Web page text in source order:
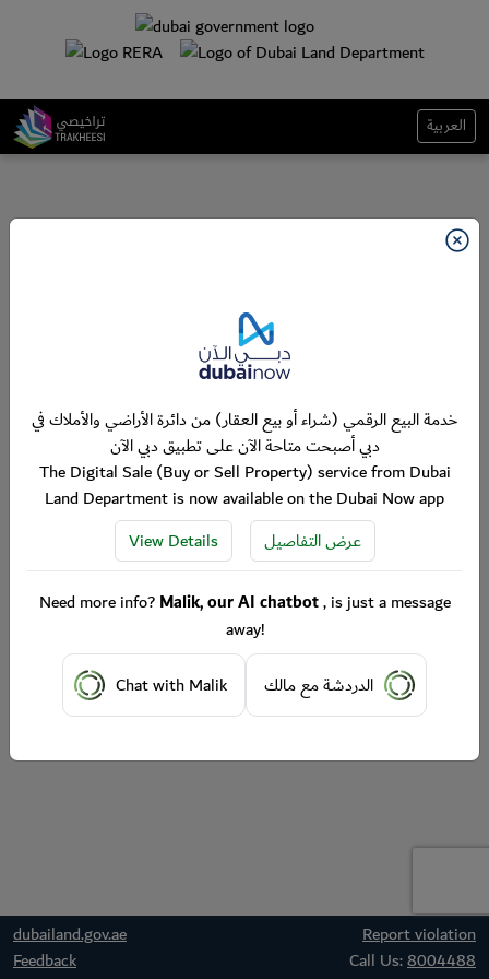
العربية
dubailand.gov.ae
Report violation
Feedback
Call Us:8004488
خدمة البيع الرقمي (شراء أو بيع العقار) من دائرة الأراضي والأملاك في
دبي أصبحت متاحة الآن على تطبيق دبي الآن
The Digital Sale (Buy or Sell Property) service from Dubai
Land Department is now available on the Dubai Now app
View Details
عرض التفاصيل
Need more info?Malik, our AI chatbot, is just a message
away!
Chat with Malik
الدردشة مع مالك